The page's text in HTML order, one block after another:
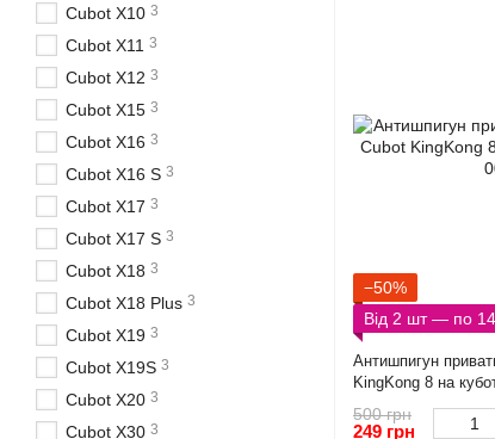
−50%
Від 2 шт — по
Антишпигун
KingKong 8 на
500 грн
249 грн
Cubot X10 3
Cubot X11 3
Cubot X12 3
Cubot X15 3
Cubot X16 3
Cubot X16 S 3
Cubot X17 3
Cubot X17 S 3
Cubot X18 3
Cubot X18 Plus 3
Cubot X19 3
Cubot X19S 3
Cubot X20 3
Cubot X30 3